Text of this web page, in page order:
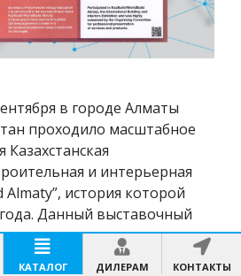
в городе Алматы
проходило масштабное
и интерьерная
Almaty”, история которой
года. Данный выставочный
своих площадях
разных стран и регионов
КАТАЛОГ ДИЛЕРАМ КОНТАКТЫ